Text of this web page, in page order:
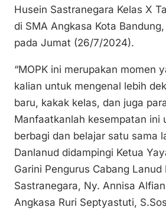
Husein Sastranegara Kelas X
di SMA Angkasa Kota
pada Jumat (26/7/2024).
“MOPK ini merupakan momen
kalian untuk mengenal lebih
baru, kakak kelas, dan juga
Manfaatkanlah kesempatan ini
berbagi dan belajar satu sama
Danlanud didampingi Ketua
Garini Pengurus Cabang Lanud
Sastranegara, Ny. Annisa
Angkasa Ruri Septyastuti,